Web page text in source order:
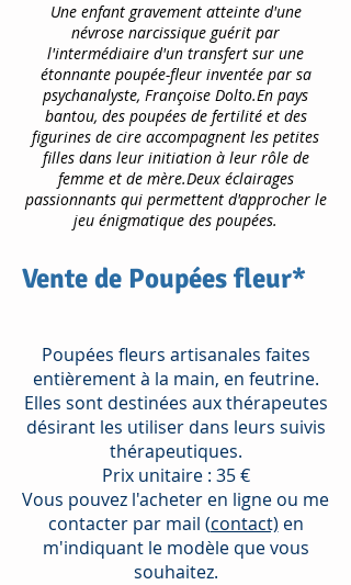
Une enfant gravement atteinte d'une
névrose narcissique guérit par
l'intermédiaire d'un transfert sur une
étonnante poupée-fleur inventée par sa
psychanalyste, Françoise Dolto.En pays
bantou, des poupées de fertilité et des
figurines de cire accompagnent les petites
filles dans leur initiation à leur rôle de
femme et de mère.Deux éclairages
passionnants qui permettent d'approcher le
jeu énigmatique des poupées.
Vente de Poupées fleur*
Poupées fleurs artisanales faites
entièrement à la main, en feutrine.
Elles sont destinées aux thérapeutes
désirant les utiliser dans leurs suivis
thérapeutiques.
Prix unitaire : 35 €
Vous pouvez l'acheter en ligne ou me
contacter par mail (contact) en
m'indiquant le modèle que vous
souhaitez.